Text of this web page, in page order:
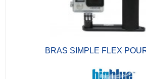
BRAS SIMPLE FLEX